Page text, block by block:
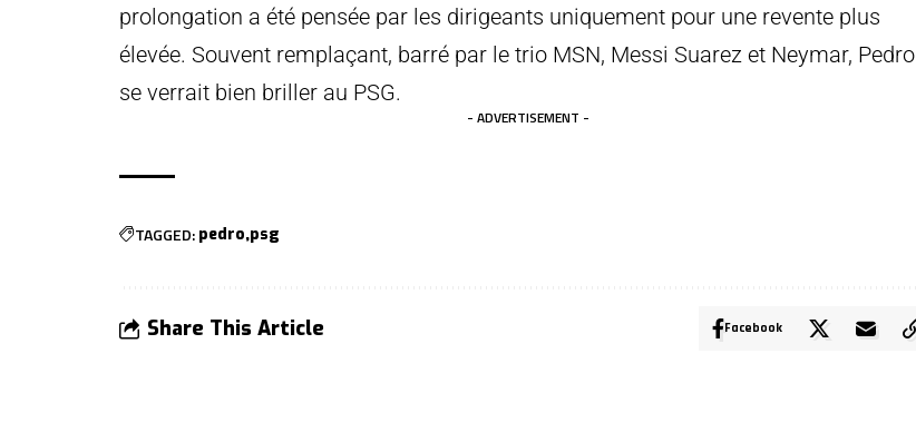
prolongation a été pensée par les dirigeants uniquement pour une revente plus
élevée. Souvent remplaçant, barré par le trio MSN, Messi Suarez et Neymar, Pedro
se verrait bien briller au PSG.
- ADVERTISEMENT -
TAGGED: pedro psg
Share This Article Facebook